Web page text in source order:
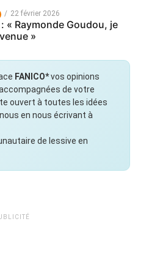
22 février 2026
: « Raymonde Goudou, je
»
FANICO*vos opinions
de votre
ouvert à toutes les idées
en nous écrivant à
de lessive en